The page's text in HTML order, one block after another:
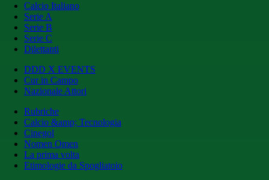
Calcio Italiano
Serie A
Serie B
Serie C
Dilettanti
DDD X EVENTS
Cur in Campo
Nazionale Attori
Rubriche
Calcio &amp; Tecnologia
Cinegol
Nomen Omen
La prima volta
Etimologie da Spogliatoio